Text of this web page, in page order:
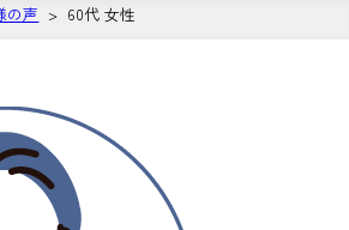
の声 60代 女性